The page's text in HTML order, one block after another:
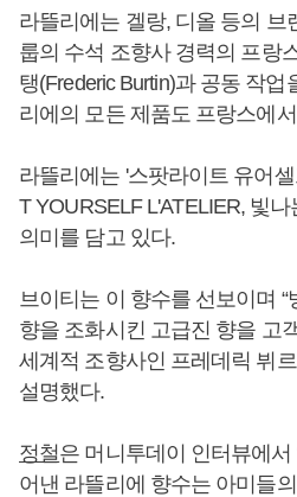
라뜰리에는 겔랑, 디올 등의 브
룹의 수석 조향사 경력의 프랑
탱(Frederic Burtin)과 공동 작
리에의 모든 제품도 프랑스에
라뜰리에는 '스팟라이트 유어
T YOURSELF L'ATELIER, 빛
의미를 담고 있다.
브이티는 이 향수를 선보이며
향을 조화시킨 고급진 향을 고
세계적 조향사인 프레데릭 뷔
설명했다.
정철은 머니투데이 인터뷰에
어낸 라뜰리에 향수는 아미들